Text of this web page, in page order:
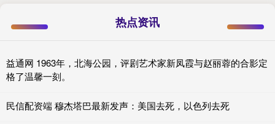
热点资讯
益通网 1963年，北海公园，评剧艺术家新凤霞与赵丽蓉的合影定
格了温馨一刻。
民信配资端 穆杰塔巴最新发声：美国去死，以色列去死